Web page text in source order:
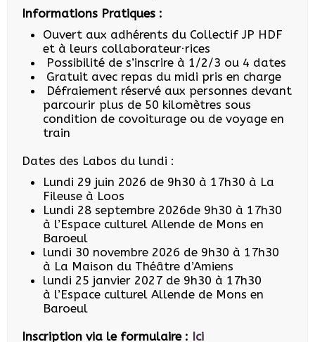
Informations Pratiques :
Ouvert aux adhérents du Collectif JP HDF
et à leurs collaborateur·rices
Possibilité de s’inscrire à 1/2/3 ou 4 dates
Gratuit avec repas du midi pris en charge
Défraiement réservé aux personnes devant
parcourir plus de 50 kilomètres sous
condition de covoiturage ou de voyage en
train
Dates des Labos du lundi :
Lundi 29 juin 2026 de 9h30 à 17h30 à La
Fileuse à Loos
Lundi 28 septembre 2026de 9h30 à 17h30
à l’Espace culturel Allende de Mons en
Baroeul
lundi 30 novembre 2026 de 9h30 à 17h30
à La Maison du Théâtre d’Amiens
lundi 25 janvier 2027 de 9h30 à 17h30
à l’Espace culturel Allende de Mons en
Baroeul
Inscription via le formulaire : Ici